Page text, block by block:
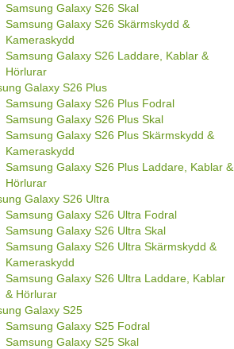
Samsung Galaxy S26 Skal
Samsung Galaxy S26 Skärmskydd &
Kameraskydd
Samsung Galaxy S26 Laddare, Kablar &
Hörlurar
Galaxy S26 Plus
Samsung Galaxy S26 Plus Fodral
Samsung Galaxy S26 Plus Skal
Samsung Galaxy S26 Plus Skärmskydd &
Kameraskydd
Samsung Galaxy S26 Plus Laddare, Kablar &
Hörlurar
Galaxy S26 Ultra
Samsung Galaxy S26 Ultra Fodral
Samsung Galaxy S26 Ultra Skal
Samsung Galaxy S26 Ultra Skärmskydd &
Kameraskydd
Samsung Galaxy S26 Ultra Laddare, Kablar
& Hörlurar
Galaxy S25
Samsung Galaxy S25 Fodral
Samsung Galaxy S25 Skal